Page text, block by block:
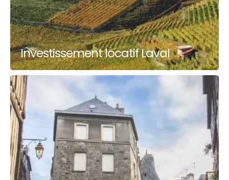
Investissement locatif Laval